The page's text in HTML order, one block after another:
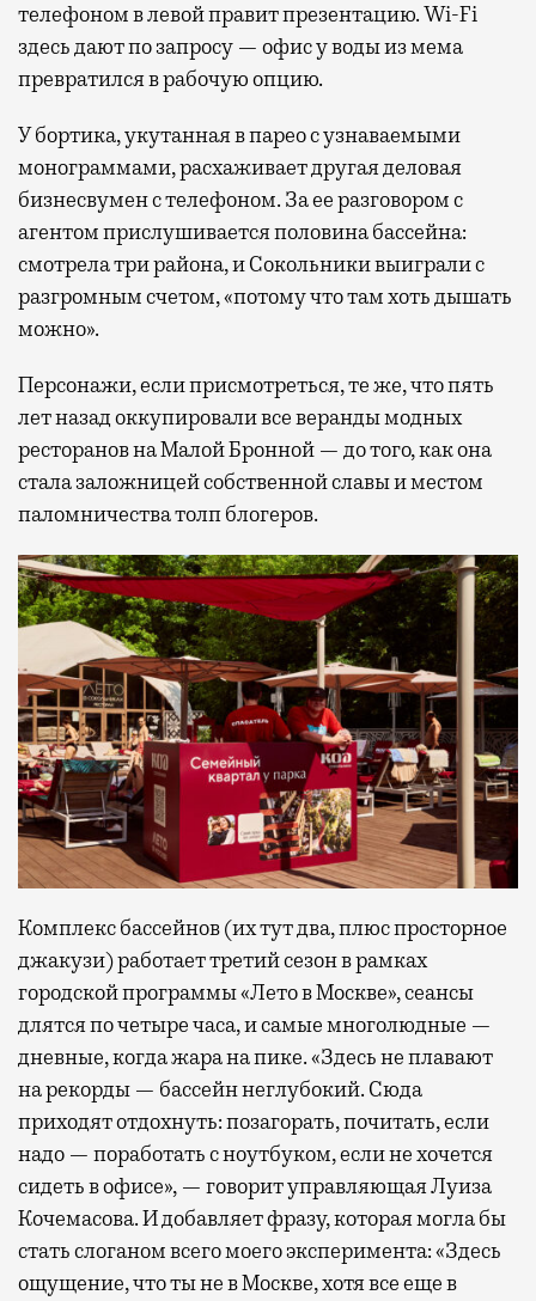
телефоном в левой правит презентацию. Wi-Fi
здесь дают по запросу — офис у воды из мема
превратился в рабочую опцию.
У бортика, укутанная в парео с узнаваемыми
монограммами, расхаживает другая деловая
бизнесвумен с телефоном. За ее разговором с
агентом прислушивается половина бассейна:
смотрела три района, и Сокольники выиграли с
разгромным счетом, «потому что там хоть дышать
можно».
Персонажи, если присмотреться, те же, что пять
лет назад оккупировали все веранды модных
ресторанов на Малой Бронной — до того, как она
стала заложницей собственной славы и местом
паломничества толп блогеров.
Комплекс бассейнов (их тут два, плюс просторное
джакузи) работает третий сезон в рамках
городской программы «Лето в Москве», сеансы
длятся по четыре часа, и самые многолюдные —
дневные, когда жара на пике. «Здесь не плавают
на рекорды — бассейн неглубокий. Сюда
приходят отдохнуть: позагорать, почитать, если
надо — поработать с ноутбуком, если не хочется
сидеть в офисе», — говорит управляющая Луиза
Кочемасова. И добавляет фразу, которая могла бы
стать слоганом всего моего эксперимента: «Здесь
ощущение, что ты не в Москве, хотя все еще в